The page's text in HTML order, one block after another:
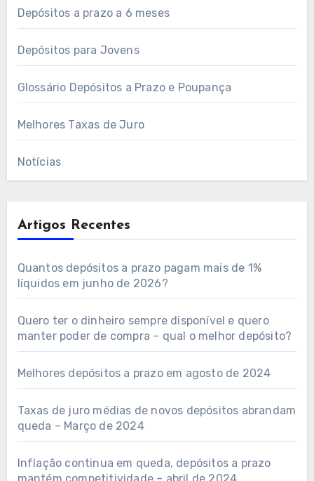
Depósitos a prazo a 6 meses
Depósitos para Jovens
Glossário Depósitos a Prazo e Poupança
Melhores Taxas de Juro
Notícias
Artigos Recentes
Quantos depósitos a prazo pagam mais de 1%
líquidos em junho de 2026?
Quero ter o dinheiro sempre disponível e quero
manter poder de compra – qual o melhor depósito?
Melhores depósitos a prazo em agosto de 2024
Taxas de juro médias de novos depósitos abrandam
queda – Março de 2024
Inflação continua em queda, depósitos a prazo